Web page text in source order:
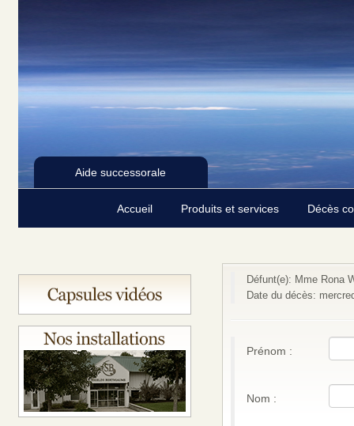
Aide successorale
Accueil Produits et services Décès
Défunt(e): Mme Rona
Date du décès:
Prénom :
Nom :